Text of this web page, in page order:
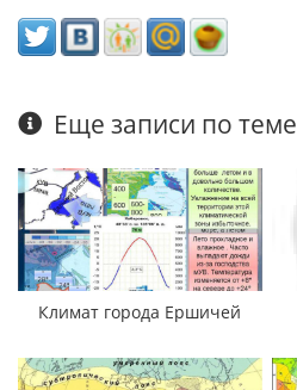
Еще записи по теме
Климат города Ершичей